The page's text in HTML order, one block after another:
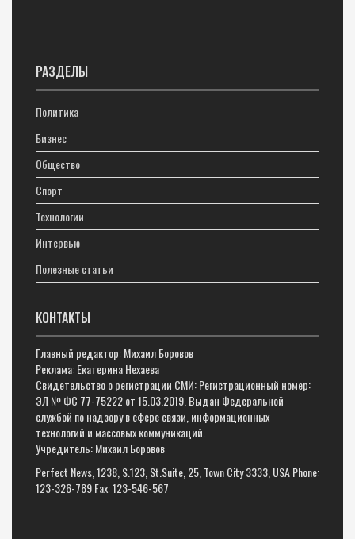
РАЗДЕЛЫ
Политика
Бизнес
Общество
Спорт
Технологии
Интервью
Полезные статьи
КОНТАКТЫ
Главный редактор: Михаил Боровов
Реклама: Екатерина Нехаева
Свидетельство о регистрации СМИ: Регистрационный номер:
ЭЛ № ФС 77-75222 от 15.03.2019. Выдан Федеральной
службой по надзору в сфере связи, информационных
технологий и массовых коммуникаций.
Учредитель: Михаил Боровов
Perfect News, 1238, S.123, St.Suite, 25, Town City 3333, USA Phone:
123-326-789 Fax: 123-546-567